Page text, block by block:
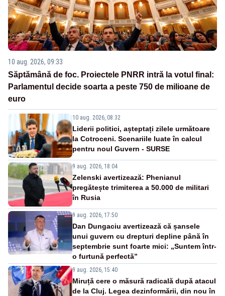
10 aug. 2026, 09:33
Săptămână de foc. Proiectele PNRR intră la votul final:
Parlamentul decide soarta a peste 750 de milioane de
euro
10 aug. 2026, 08:32
Liderii politici, așteptați zilele următoare
la Cotroceni. Scenariile luate în calcul
pentru noul Guvern - SURSE
9 aug. 2026, 18:04
Zelenski avertizează: Phenianul
pregătește trimiterea a 50.000 de militari
în Rusia
9 aug. 2026, 17:50
Dan Dungaciu avertizează că șansele
unui guvern cu drepturi depline până în
septembrie sunt foarte mici: „Suntem într-
o furtună perfectă”
9 aug. 2026, 15:40
Miruță cere o măsură radicală după atacul
de la Cluj. Legea dezinformării, din nou în